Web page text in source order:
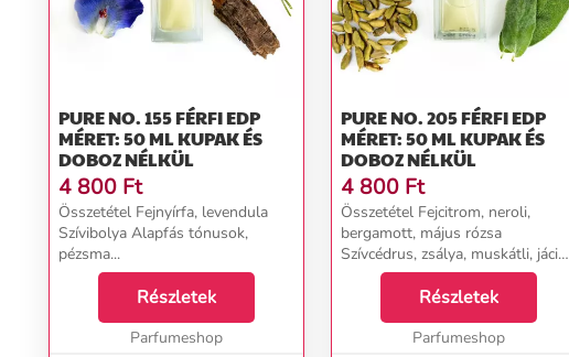
PURE NO. 155 FÉRFI EDP
MÉRET: 50 ML KUPAK ÉS
DOBOZ NÉLKÜL
4 800 Ft
Összetétel Fejnyírfa, levendula
Szívibolya Alapfás tónusok,
pézsma...
Részletek
Parfumeshop
PURE NO. 205 FÉRFI EDP
MÉRET: 50 ML KUPAK ÉS
DOBOZ NÉLKÜL
4 800 Ft
Összetétel Fejcitrom, neroli,
bergamott, május rózsa
Szívcédrus, zsálya, muskátli, jácint
Alapámbra, pézsma, tonkabab...
Részletek
Parfumeshop